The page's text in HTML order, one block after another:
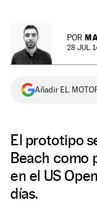
MOTORTV
PREMIOS
SERVICIOS
NEWSLETTER
SÍGUENOS
POR
28 JUL
Añadir EL
El prototipo
Beach como
en el US
días.